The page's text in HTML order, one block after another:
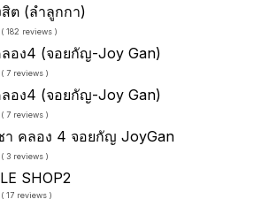
สิต (ลำลูกกา)
182 reviews )
อง4 (จอยกัญ-Joy Gan)
7 reviews )
อง4 (จอยกัญ-Joy Gan)
7 reviews )
คลอง 4 จอยกัญ JoyGan
3 reviews )
SHOP2
17 reviews )